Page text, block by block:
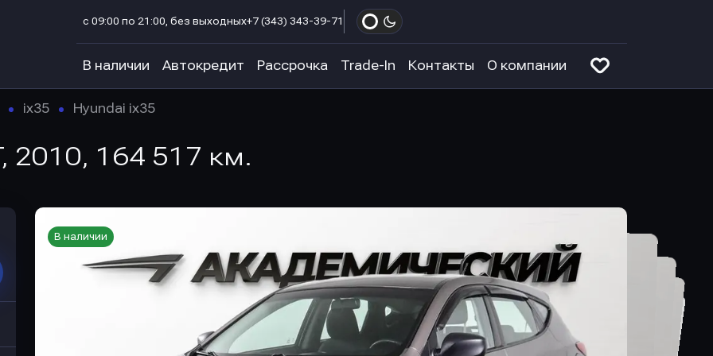
с 09:00 по 21:00, без выходных+7 (343) 343-39-71
В наличии Автокредит Рассрочка Trade-In Контакты О компании
ix35 Hyundai ix35
2010, 164 517 км.
В наличии